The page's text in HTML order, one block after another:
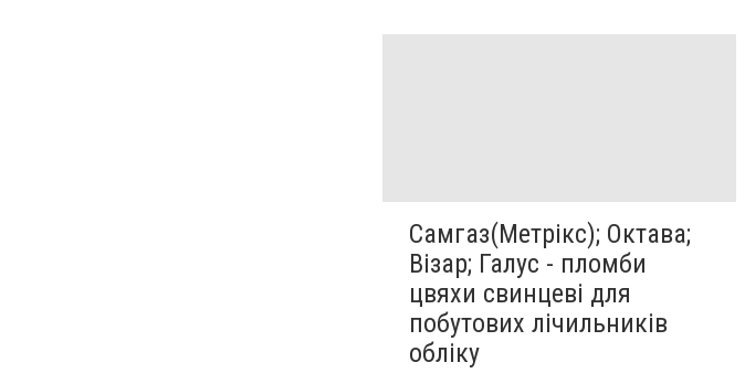
Самгаз(Метрікс); Октава;
Візар; Галус - пломби
цвяхи свинцеві для
побутових лічильників
обліку